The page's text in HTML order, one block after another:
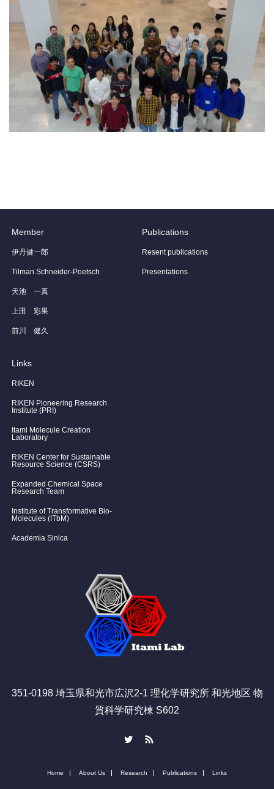
Member
伊丹健一郎
Tilman Schneider-Poetsch
天池 一真
上田 彩果
前川 健久
Publications
Resent publications
Presentations
Links
RIKEN
RIKEN Pioneering Research
Institute (PRI)
Itami Molecule Creation
Laboratory
RIKEN Center for Sustainable
Resource Science (CSRS)
Expanded Chemical Space
Research Team
Institute of Transformative Bio-
Molecules (ITbM)
Academia Sinica
351-0198 埼玉県和光市広沢2-1 理化学研究所 和光地区 物
質科学研究棟 S602
Home About Us Research Publications Links